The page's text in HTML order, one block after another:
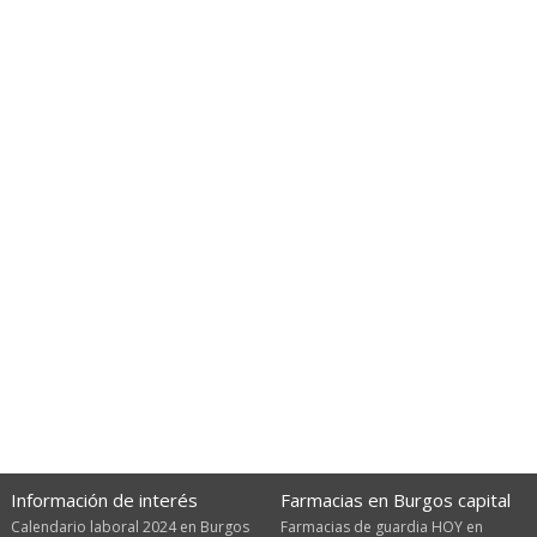
Información de interés
Calendario laboral 2024 en Burgos
Farmacias en Burgos capital
Farmacias de guardia HOY en